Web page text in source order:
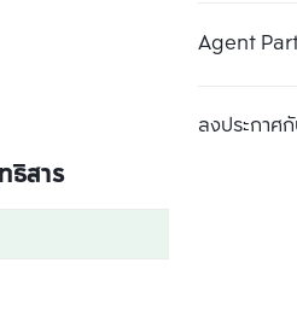
Agent
ลงประกาศกั
ธิสาร